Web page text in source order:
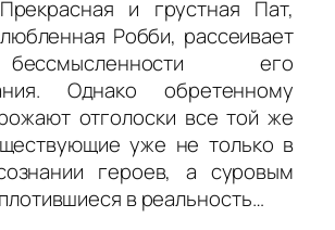
и грустная Пат,
Робби, рассеивает
его
Однако обретенному
отголоски все той же
уже не только в
героев, а суровым
в реальность…